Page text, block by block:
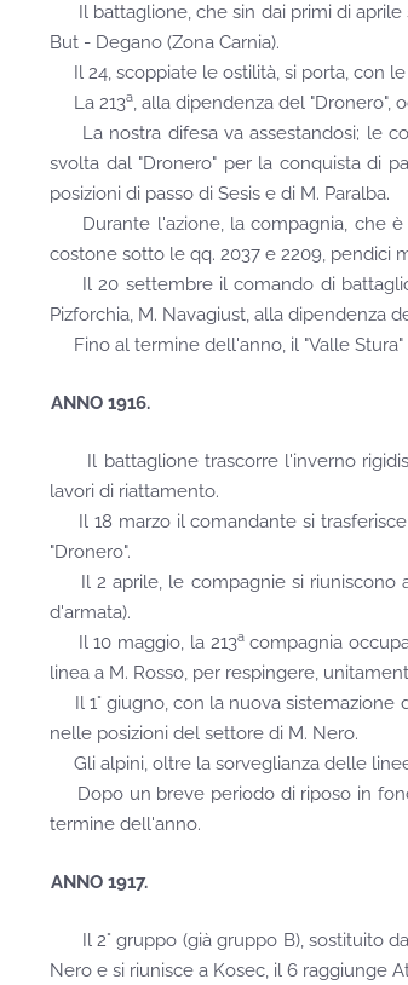
Il battaglione, che sin dai primi di
But - Degano (Zona Carnia).
Il 24, scoppiate le ostilità, si porta, con le
La 213a, alla dipendenza del "Dronero",
La nostra difesa va assestandosi; le
svolta dal "Dronero" per la conquista di
posizioni di passo di Sesis e di M. Paralba.
Durante l'azione, la compagnia, che è
costone sotto le qq. 2037 e 2209, pendici
Il 20 settembre il comando di
Pizforchia, M. Navagiust, alla dipendenza
Fino al termine dell'anno, il "Valle
ANNO 1916.
Il battaglione trascorre l'inverno
lavori di riattamento.
Il 18 marzo il comandante si trasferisce
"Dronero".
Il 2 aprile, le compagnie si riuniscono a
d'armata).
Il 10 maggio, la 213acompagnia
linea a M. Rosso, per respingere,
Il 1° giugno, con la nuova sistemazione
nelle posizioni del settore di M. Nero.
Gli alpini, oltre la sorveglianza delle
Dopo un breve periodo di riposo in
termine dell'anno.
ANNO 1917.
Il 2° gruppo (già gruppo B), sostituito
Nero e si riunisce a Kosec, il 6 raggiunge